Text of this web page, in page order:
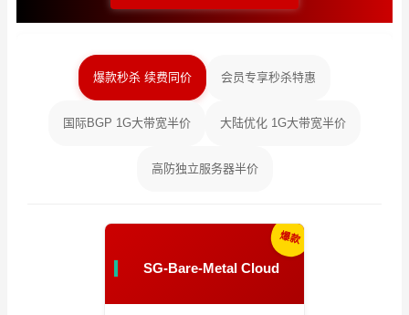
爆款秒杀 续费同价 会员专享秒杀特惠
国际BGP 1G大带宽半价 大陆优化 1G大带宽半价
高防独立服务器半价
爆款
SG-Bare-Metal Cloud